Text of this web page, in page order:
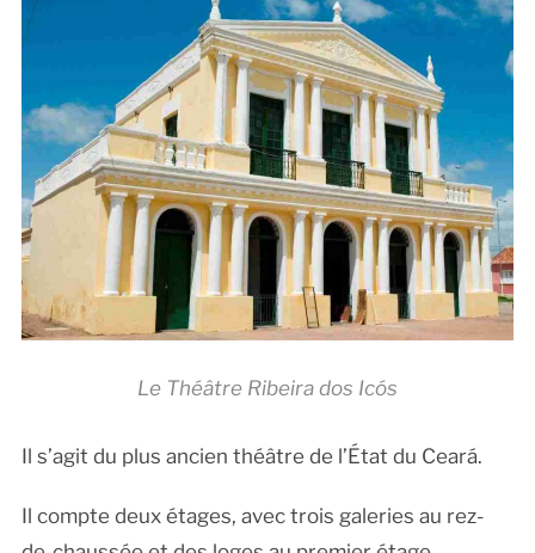
Le Théâtre Ribeira dos Icós
Il s’agit du plus ancien théâtre de l’État du Ceará.
Il compte deux étages, avec trois galeries au rez-